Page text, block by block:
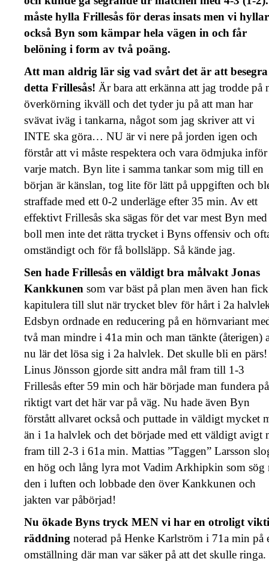
måste hylla Frillesås för deras insats men vi hyllar
också Byn som kämpar hela vägen in och får
belöning i form av två poäng.
Att man aldrig lär sig vad svårt det är att besegra
detta Frillesås! Är bara att erkänna att jag trodde på
överkörning ikväll och det tyder ju på att man har
svävat iväg i tankarna, något som jag skriver att vi
INTE ska göra… NU är vi nere på jorden igen och
förstår att vi måste respektera och vara ödmjuka inför
varje match. Byn lite i samma tankar som mig till en
början är känslan, tog lite för lätt på uppgiften och
straffade med ett 0-2 underläge efter 35 min. Av ett
effektivt Frillesås ska sägas för det var mest Byn med
boll men inte det rätta trycket i Byns offensiv och
omständigt och för få bollsläpp. Så kände jag.
Sen hade Frillesås en väldigt bra målvakt Jonas
Kankkunen som var bäst på plan men även han fick
kapitulera till slut när trycket blev för hårt i 2a
Edsbyn ordnade en reducering på en hörnvariant
två man mindre i 41a min och man tänkte (återigen)
nu lär det lösa sig i 2a halvlek. Det skulle bli en pärs!
Linus Jönsson gjorde sitt andra mål fram till 1-3
Frillesås efter 59 min och här började man fundera på
riktigt vart det här var på väg. Nu hade även Byn
förstått allvaret också och puttade in väldigt mycket
än i 1a halvlek och det började med ett väldigt avigt
fram till 2-3 i 61a min. Mattias ”Taggen” Larsson
en hög och lång lyra mot Vadim Arkhipkin som sög
den i luften och lobbade den över Kankkunen och
jakten var påbörjad!
Nu ökade Byns tryck MEN vi har en otroligt
räddning noterad på Henke Karlström i 71a min på
omställning där man var säker på att det skulle ringa.